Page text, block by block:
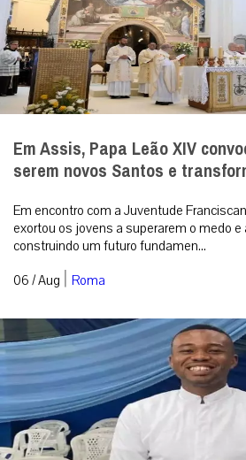
Em Assis, Papa Leão XIV
serem novos Santos e
Em encontro com a Juventude
exortou os jovens a superarem o medo e
construindo um futuro fundamen...
06 / Aug | Roma